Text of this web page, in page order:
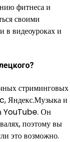
фитнеса и
своими
в видеоуроках и
стриминговых
Яндекс.Музыка и
YouTube. Он
поэтому вы
это возможно.